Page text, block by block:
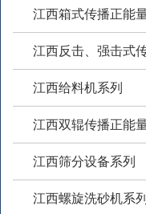
江西给料机系列
江西筛分设备系列
江西螺旋洗砂机系列